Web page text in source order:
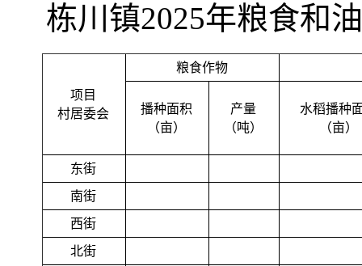
栋川镇2025年粮食和
项目
村居委会
粮食作物
播种面积
（亩）
产量
（吨）
水稻播种
（亩）
东街
南街
西街
北街